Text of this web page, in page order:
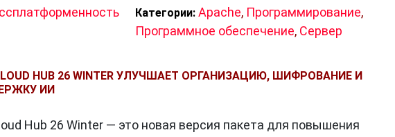
Категории: Apache, Программирование,
Программное обеспечение, Сервер
HUB 26 WINTER УЛУЧШАЕТ ОРГАНИЗАЦИЮ, ШИФРОВАНИЕ И
ИИ
Hub 26 Winter — это новая версия пакета для повышения